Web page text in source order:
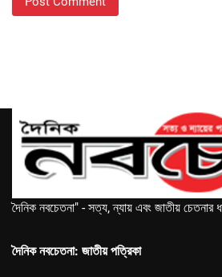
দৈনিক নবচেতনা" - সত্য, ন্যায় এবং জাতীয় চেতনার
দৈনিক নবচেতনা: জাতীয় পত্রিকা